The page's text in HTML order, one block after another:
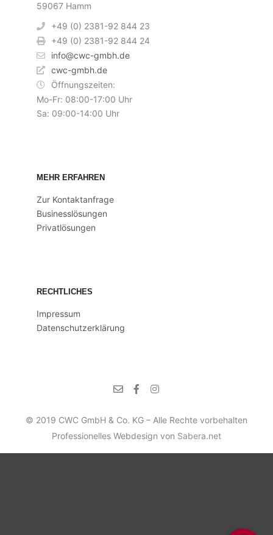
59067 Hamm
+49 (0) 2381-92 844 23
+49 (0) 2381-92 844 24
info@cwc-gmbh.de
cwc-gmbh.de
Öffnungszeiten:
Mo-Fr: 08:00-17:00 Uhr
Sa: 09:00-14:00 Uhr
MEHR ERFAHREN
Zur Kontaktanfrage
Businesslösungen
Privatlösungen
RECHTLICHES
Impressum
Datenschutzerklärung
© 2019 CWC GmbH & Co. KG – Alle Rechte vorbehalten
Professionelles Webdesign von Sabera.net